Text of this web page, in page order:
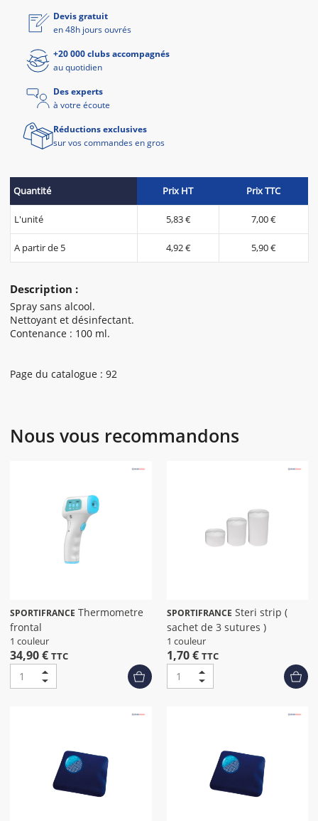
Description :
Spray sans alcool.
Nettoyant et désinfectant.
Contenance : 100 ml.
Page du catalogue : 92
Devis gratuit
en 48h jours ouvrés
+20 000 clubs accompagnés
au quotidien
Des experts
à votre écoute
Réductions exclusives
sur vos commandes en gros
Quantité Prix HT Prix TTC
L'unité 5,83 € 7,00 €
A partir de 5 4,92 € 5,90 €
Nous vous recommandons
SPORTIFRANCE
frontal
1 couleur
34,90 € TTC
SPORTIFRANCE
sachet de 3 sutures )
1 couleur
1,70 € TTC